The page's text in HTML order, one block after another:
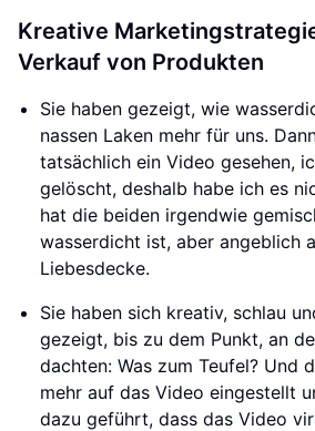
Kreative
Verkauf von Produkten
Sie haben gezeigt, wie
nassen Laken mehr für uns.
tatsächlich ein Video gesehen,
gelöscht, deshalb habe ich es
hat die beiden irgendwie
wasserdicht ist, aber angeblich
Liebesdecke.
Sie haben sich kreativ, schlau
gezeigt, bis zu dem Punkt, an
dachten: Was zum Teufel? Und
mehr auf das Video eingestellt
dazu geführt, dass das Video